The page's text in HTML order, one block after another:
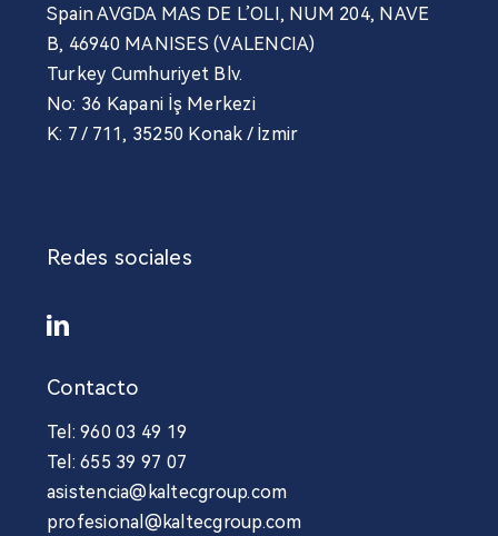
Spain AVGDA MAS DE L’OLI, NUM 204, NAVE
B, 46940 MANISES (VALENCIA)
Turkey Cumhuriyet Blv.
No: 36 Kapani İş Merkezi
K: 7 / 711, 35250 Konak / İzmir
Contacto
Tel: 960 03 49 19
Tel: 655 39 97 07
asistencia@kaltecgroup.com
profesional@kaltecgroup.com
Redes sociales